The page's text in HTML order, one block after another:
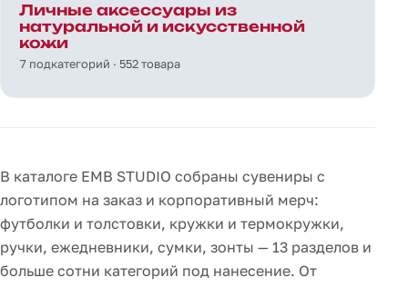
Личные аксессуары из
натуральной и искусственной
кожи
7 подкатегорий · 552 товара
В каталоге EMB STUDIO собраны сувениры с
логотипом на заказ и корпоративный мерч:
футболки и толстовки, кружки и термокружки,
ручки, ежедневники, сумки, зонты — 13 разделов и
больше сотни категорий под нанесение. От